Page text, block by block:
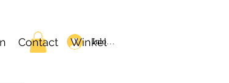
Inloggen
Contact Winkel